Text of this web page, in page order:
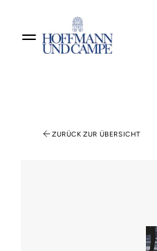
ZURÜCK ZUR ÜBERSICHT